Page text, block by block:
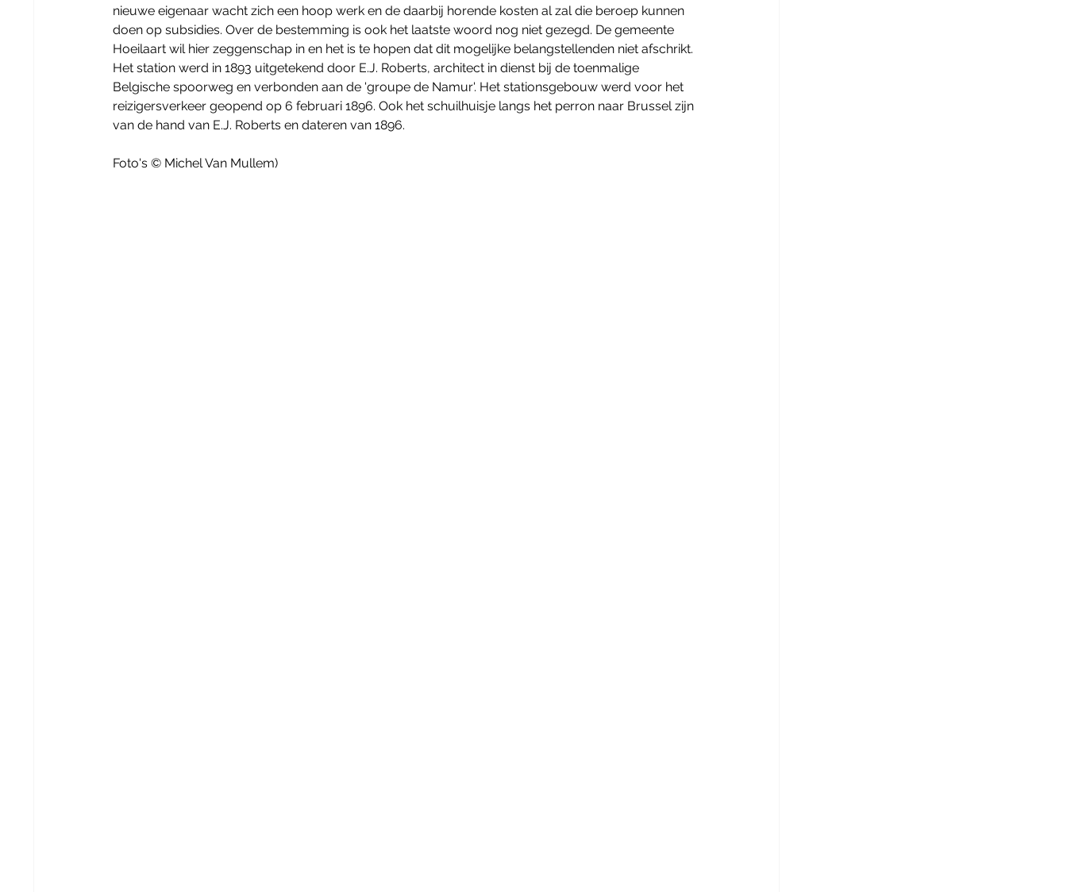
nieuwe eigenaar wacht zich een hoop werk en de daarbij horende kosten al zal die beroep kunnen
doen op subsidies. Over de bestemming is ook het laatste woord nog niet gezegd. De gemeente
Hoeilaart wil hier zeggenschap in en het is te hopen dat dit mogelijke belangstellenden niet afschrikt.
Het station werd in 1893 uitgetekend door E.J. Roberts, architect in dienst bij de toenmalige
Belgische spoorweg en verbonden aan de 'groupe de Namur'. Het stationsgebouw werd voor het
reizigersverkeer geopend op 6 februari 1896. Ook het schuilhuisje langs het perron naar Brussel zijn
van de hand van E.J. Roberts en dateren van 1896.
Foto's © Michel Van Mullem)